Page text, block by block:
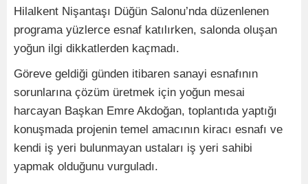
Hilalkent Nişantaşı Düğün Salonu’nda düzenlenen
programa yüzlerce esnaf katılırken, salonda oluşan
yoğun ilgi dikkatlerden kaçmadı.
Göreve geldiği günden itibaren sanayi esnafının
sorunlarına çözüm üretmek için yoğun mesai
harcayan Başkan Emre Akdoğan, toplantıda yaptığı
konuşmada projenin temel amacının kiracı esnafı ve
kendi iş yeri bulunmayan ustaları iş yeri sahibi
yapmak olduğunu vurguladı.